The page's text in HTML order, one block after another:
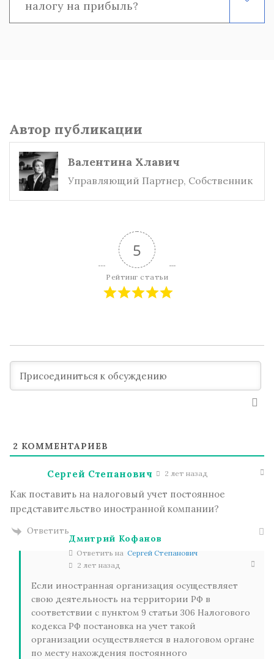
налогу на прибыль?
Автор публикации
Валентина Хлавич
Управляющий Партнер, Собственник
5
Рейтинг статьи
2 КОММЕНТАРИЕВ
Сергей Степанович 2 лет назад
Как поставить на налоговый учет постоянное
представительство иностранной компании?
Ответить
Дмитрий Кофанов
Ответить на Сергей Степанович
2 лет назад
Если иностранная организация осуществляет
свою деятельность на территории РФ в
соответствии с пунктом 9 статьи 306 Налогового
кодекса РФ постановка на учет такой
организации осуществляется в налоговом органе
по месту нахождения постоянного